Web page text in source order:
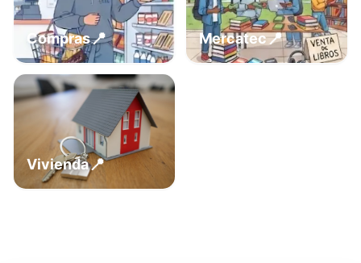
Compras📍 Mercatec📍
Vivienda📍